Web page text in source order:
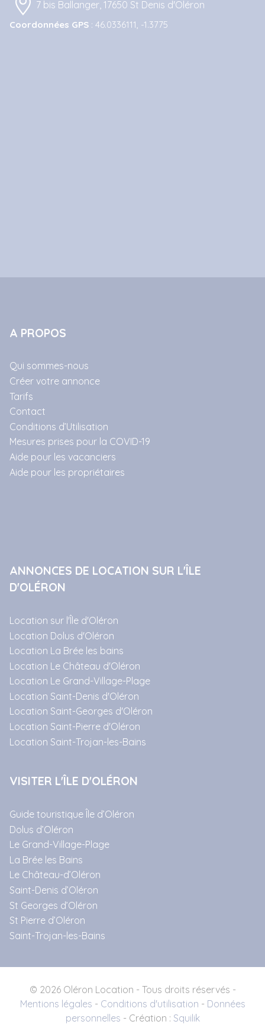
7 bis Ballanger, 17650 St Denis d'Oléron
Coordonnées GPS : 46.0336111, -1.3775
A PROPOS
Qui sommes-nous
Créer votre annonce
Tarifs
Contact
Conditions d’Utilisation
Mesures prises pour la COVID-19
Aide pour les vacanciers
Aide pour les propriétaires
ANNONCES DE LOCATION SUR L'ÎLE
D'OLÉRON
Location sur l'Île d'Oléron
Location Dolus d'Oléron
Location La Brée les bains
Location Le Château d'Oléron
Location Le Grand-Village-Plage
Location Saint-Denis d'Oléron
Location Saint-Georges d'Oléron
Location Saint-Pierre d'Oléron
Location Saint-Trojan-les-Bains
VISITER L'ÎLE D'OLÉRON
Guide touristique Île d’Oléron
Dolus d’Oléron
Le Grand-Village-Plage
La Brée les Bains
Le Château-d’Oléron
Saint-Denis d’Oléron
St Georges d’Oléron
St Pierre d’Oléron
Saint-Trojan-les-Bains
© 2026 Oléron Location - Tous droits réservés -
Mentions légales - Conditions d'utilisation - Données
personnelles - Création : Squilik